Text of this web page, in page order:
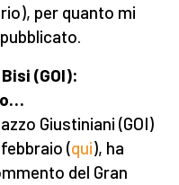
per quanto mi
(GOI):
Giustiniani (GOI)
(qui), ha
del Gran